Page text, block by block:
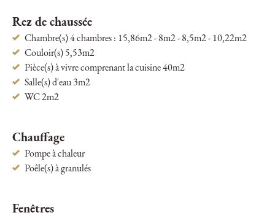
Rez de chaussée
Chambre(s) 4 chambres : 15,86m2 - 8m2 - 8,5m2 - 10,22m2
Couloir(s) 5,53m2
Pièce(s) à vivre comprenant la cuisine 40m2
Salle(s) d'eau 3m2
WC 2m2
Chauffage
Pompe à chaleur
Poêle(s) à granulés
Fenêtres